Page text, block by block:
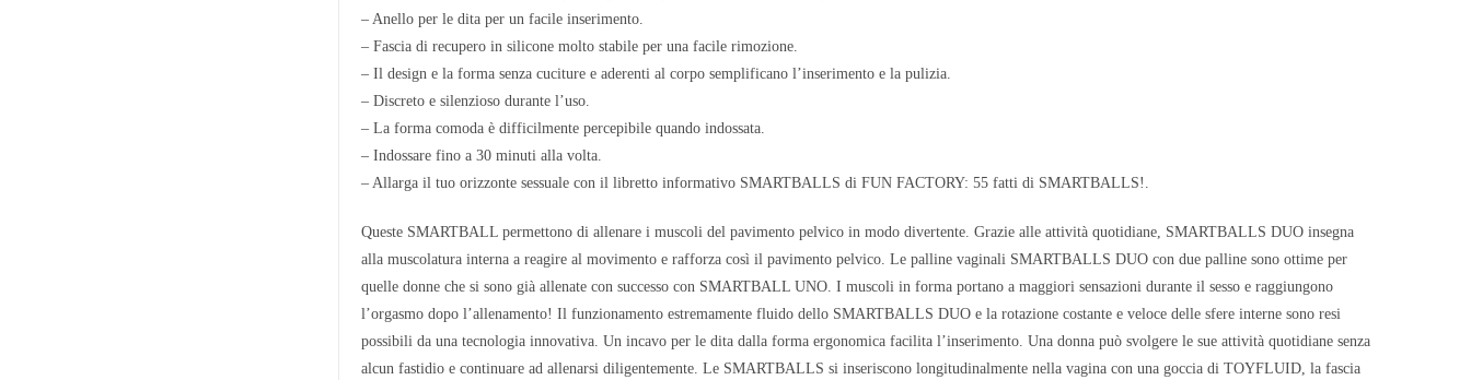
– Anello per le dita per un facile inserimento.
– Fascia di recupero in silicone molto stabile per una facile rimozione.
– Il design e la forma senza cuciture e aderenti al corpo semplificano l’inserimento e la pulizia.
– Discreto e silenzioso durante l’uso.
– La forma comoda è difficilmente percepibile quando indossata.
– Indossare fino a 30 minuti alla volta.
– Allarga il tuo orizzonte sessuale con il libretto informativo SMARTBALLS di FUN FACTORY: 55 fatti di SMARTBALLS!.
Queste SMARTBALL permettono di allenare i muscoli del pavimento pelvico in modo divertente. Grazie alle attività quotidiane, SMARTBALLS DUO insegna
alla muscolatura interna a reagire al movimento e rafforza così il pavimento pelvico. Le palline vaginali SMARTBALLS DUO con due palline sono ottime per
quelle donne che si sono già allenate con successo con SMARTBALL UNO. I muscoli in forma portano a maggiori sensazioni durante il sesso e raggiungono
l’orgasmo dopo l’allenamento! Il funzionamento estremamente fluido dello SMARTBALLS DUO e la rotazione costante e veloce delle sfere interne sono resi
possibili da una tecnologia innovativa. Un incavo per le dita dalla forma ergonomica facilita l’inserimento. Una donna può svolgere le sue attività quotidiane senza
alcun fastidio e continuare ad allenarsi diligentemente. Le SMARTBALLS si inseriscono longitudinalmente nella vagina con una goccia di TOYFLUID, la fascia